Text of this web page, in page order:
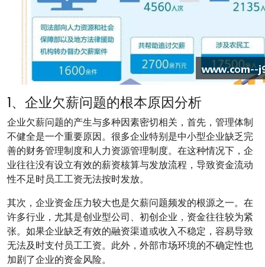
1、企业欠薪问题的根本原因分析
企业欠薪问题的产生与多种因素密切相关，首先，管理体制
不健全是一个重要原因。很多企业特别是中小型企业缺乏完
善的财务管理制度和人力资源管理制度。在这种情况下，企
业往往没有设立有效的薪资核算与发放流程，导致资金流动
性不足时员工工资无法按时发放。
其次，企业资金压力较大也是欠薪问题频发的根源之一。在
许多行业，尤其是创业型公司、初创企业，资金往往较为紧
张。如果企业缺乏有效的融资渠道或收入不稳定，容易导致
无法及时支付员工工资。此外，外部市场环境的不确定性也
加剧了企业的资金风险。